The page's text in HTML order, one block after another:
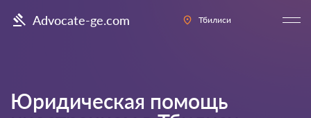
Advocate-ge.com Тбилиси
Юридическая помощь